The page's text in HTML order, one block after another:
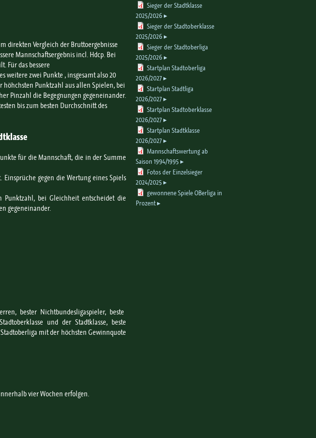
direkten Vergleich der Bruttoergebnisse
Mannschaftsergebnis incl. Hdcp. Bei
Für das bessere
weitere zwei Punkte , insgesamt also 20
höhchsten Punktzahl aus allen Spielen, bei
Pinzahl die Begegnungen gegeneinander.
bis zum besten Durchschnitt des
für die Mannschaft, die in der Summe
gegen die Wertung eines Spiels
Punktzahl, bei Gleichheit entscheidet die
gegeneinander.
bester Nichtbundesligaspieler, beste
und der Stadtklasse, beste
mit der höchsten Gewinnquote
vier Wochen erfolgen.
Sieger der Stadtklasse
2025/2026
Sieger der Stadtoberklasse
2025/2026
Sieger der Stadtoberliga
2025/2026
Startplan Stadtoberliga
2026/2027
Startplan Stadtliga
2026/2027
Startplan Stadtoberklasse
2026/2027
Startplan Stadtklasse
2026/2027
Mannschaftswertung ab
Saison 1994/1995
Fotos der Einzelsieger
2024/2025
gewonnene Spiele OBerliga in
Prozent